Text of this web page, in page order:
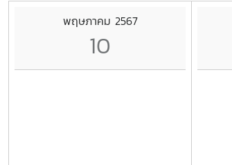
พฤษภาคม 2567
10